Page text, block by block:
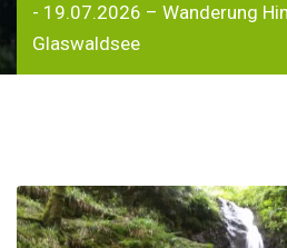
- 19.07.2026 – Wanderung
Glaswaldsee